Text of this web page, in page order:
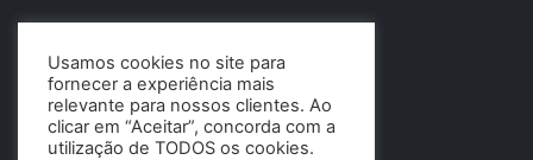
Usamos cookies no site para
fornecer a experiência mais
relevante para nossos clientes. Ao
clicar em “Aceitar”, concorda com a
utilização de TODOS os cookies.